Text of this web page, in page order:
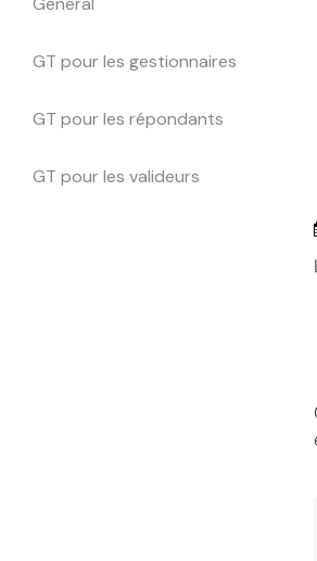
GT pour les gestionnaires
GT pour les répondants
GT pour les valideurs